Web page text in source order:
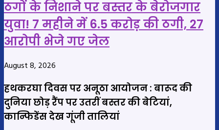
ठगों के निशाने पर बस्तर के बेरोजगार
युवा! 7 महीने में 6.5 करोड़ की ठगी, 27
आरोपी भेजे गए जेल
August 8, 2026
हथकरघा दिवस पर अनूठा आयोजन : बारूद की
दुनिया छोड़ रैंप पर उतरीं बस्तर की बेटियां,
कान्फिडेंस देख गूंजी तालियां